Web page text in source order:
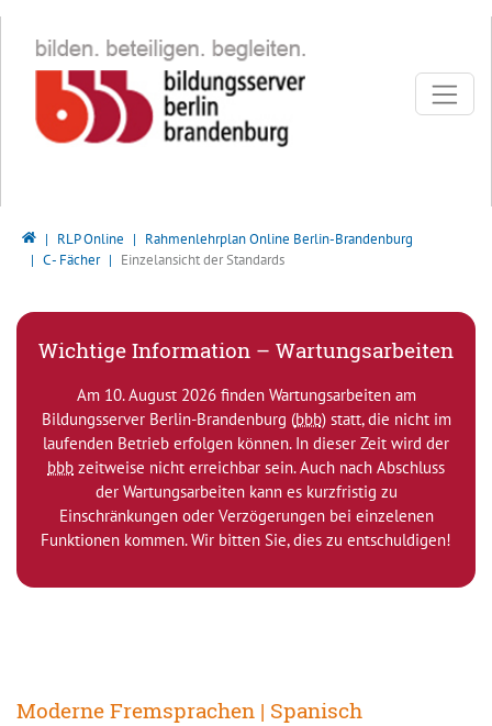
Bildungsserver Berlin - Brandenburg
RLP Online
Rahmenlehrplan Online Berlin-Brandenburg
C - Fächer
Einzelansicht der Standards
Wichtige Information – Wartungsarbeiten
Am 10. August 2026 finden Wartungsarbeiten am
Bildungsserver Berlin-Brandenburg (bbb) statt, die nicht im
laufenden Betrieb erfolgen können. In dieser Zeit wird der
bbb zeitweise nicht erreichbar sein. Auch nach Abschluss
der Wartungsarbeiten kann es kurzfristig zu
Einschränkungen oder Verzögerungen bei einzelenen
Funktionen kommen. Wir bitten Sie, dies zu entschuldigen!
Moderne Fremsprachen | Spanisch